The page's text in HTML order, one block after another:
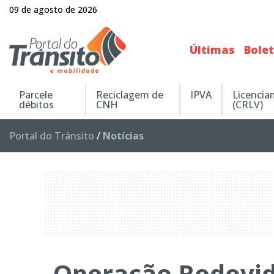
09 de agosto de 2026
Últimas
Parcele
débitos
Reciclagem de
CNH
IPVA
(CRLV)
Portal do Trânsito / Notícias